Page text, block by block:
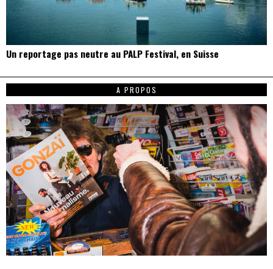
Un reportage pas neutre au PALP Festival, en Suisse
A PROPOS